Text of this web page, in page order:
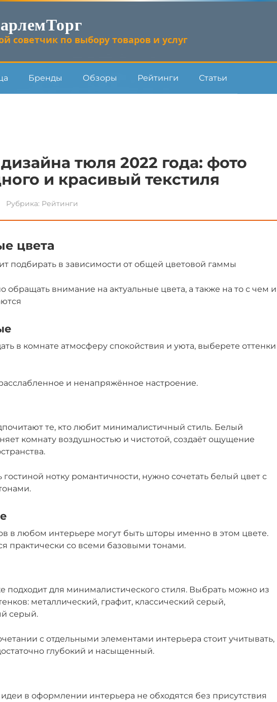
советчик по выбору товаров и услуг
Бренды Обзоры Рейтинги Статьи
тюля 2022 года: фото
и красивый текстиля
Рубрика: Рейтинги
цвета
подбирать в зависимости от общей цветовой гаммы
обращать внимание на актуальные цвета, а также на то с чем и
в комнате атмосферу спокойствия и уюта, выберете оттенки
и ненапряжённое настроение.
те, кто любит минималистичный стиль. Белый
комнату воздушностью и чистотой, создаёт ощущение
нотку романтичности, нужно сочетать белый цвет с
в любом интерьере могут быть шторы именно в этом цвете.
практически со всеми базовыми тонами.
подходит для минималистического стиля. Выбрать можно из
металлический, графит, классический серый,
серый.
с отдельными элементами интерьера стоит учитывать,
глубокий и насыщенный.
в оформлении интерьера не обходятся без присутствия